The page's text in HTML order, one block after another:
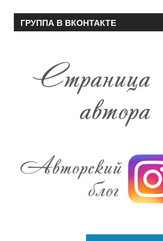
ГРУППА В ВКОНТАКТЕ